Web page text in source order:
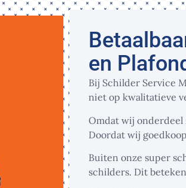
en
Bij Schilder Service
niet op kwalitatieve
Omdat wij onderdeel
Doordat wij
Buiten onze super
schilders. Dit